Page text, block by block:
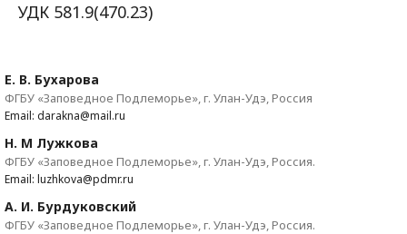
УДК 581.9(470.23)
Е. В. Бухарова
ФГБУ «Заповедное Подлеморье», г. Улан-Удэ, Россия
Email: darakna@mail.ru
Н. М Лужкова
ФГБУ «Заповедное Подлеморье», г. Улан-Удэ, Россия.
Email: luzhkova@pdmr.ru
А. И. Бурдуковский
ФГБУ «Заповедное Подлеморье», г. Улан-Удэ, Россия.